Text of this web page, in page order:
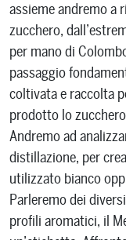
assieme andremo a
zucchero,
per mano di
passaggio
coltivata e raccolta
prodotto lo
Andremo ad
distillazione, per
utilizzato bianco
Parleremo dei
profili aromatici, il